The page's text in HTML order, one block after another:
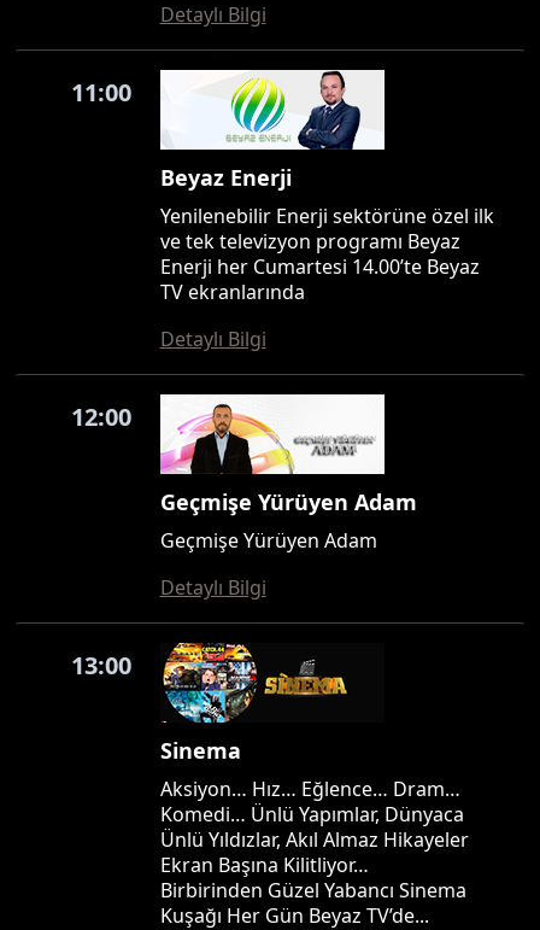
Detaylı Bilgi
11:00
Beyaz Enerji
Yenilenebilir Enerji sektörüne özel ilk
ve tek televizyon programı Beyaz
Enerji her Cumartesi 14.00’te Beyaz
TV ekranlarında
Detaylı Bilgi
12:00
Geçmişe Yürüyen Adam
Geçmişe Yürüyen Adam
Detaylı Bilgi
13:00
Sinema
Aksiyon… Hız… Eğlence… Dram…
Komedi… Ünlü Yapımlar, Dünyaca
Ünlü Yıldızlar, Akıl Almaz Hikayeler
Ekran Başına Kilitliyor…
Birbirinden Güzel Yabancı Sinema
Kuşağı Her Gün Beyaz TV’de...